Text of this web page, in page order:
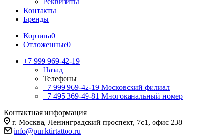
Реквизиты
Контакты
Бренды
Корзина0
Отложенные0
+7 999 969-42-19
Назад
Телефоны
+7 999 969-42-19 Московский филиал
+7 495 369-49-81 Многоканальный номер
Контактная информация
г. Москва, Ленинградский проспект, 7с1, офис 238
info@punktirtattoo.ru